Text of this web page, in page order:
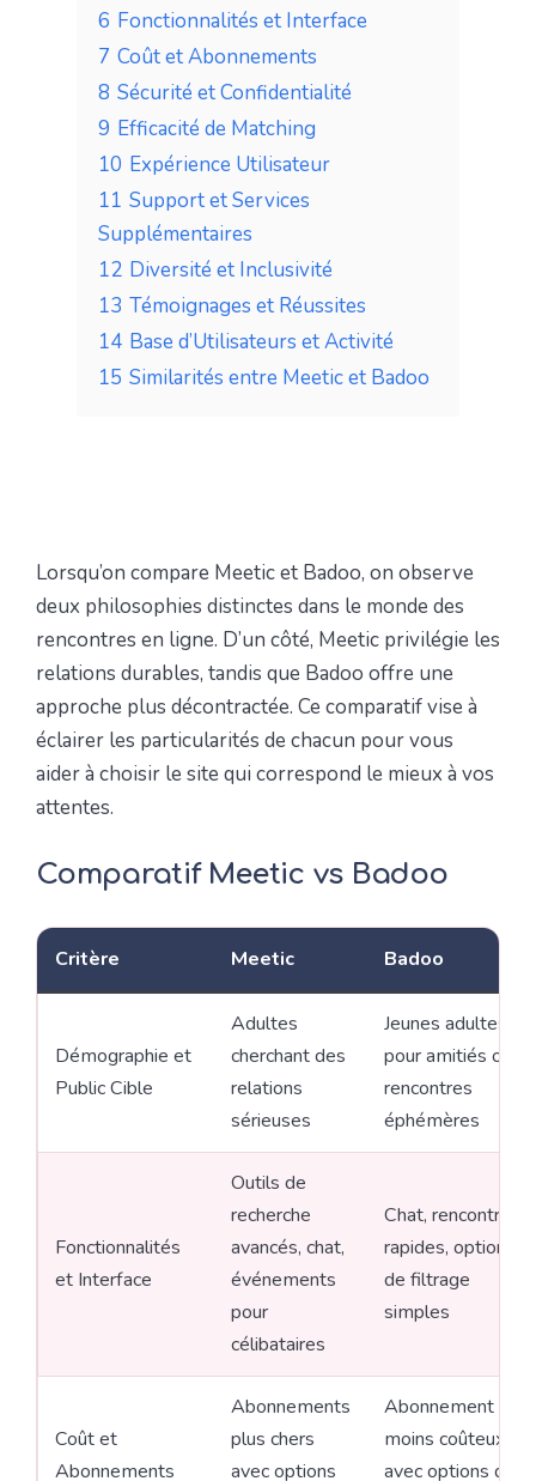
6 Fonctionnalités et Interface
7 Coût et Abonnements
8 Sécurité et Confidentialité
9 Efficacité de Matching
10 Expérience Utilisateur
11 Support et Services
Supplémentaires
12 Diversité et Inclusivité
13 Témoignages et Réussites
14 Base d’Utilisateurs et Activité
15 Similarités entre Meetic et Badoo
Lorsqu’on compare Meetic et Badoo, on observe
deux philosophies distinctes dans le monde des
rencontres en ligne. D’un côté, Meetic privilégie les
relations durables, tandis que Badoo offre une
approche plus décontractée. Ce comparatif vise à
éclairer les particularités de chacun pour vous
aider à choisir le site qui correspond le mieux à vos
attentes.
Comparatif Meetic vs Badoo
Critère Meetic Badoo
Démographie et
Public Cible
Adultes
cherchant des
relations
sérieuses
Jeunes adultes
pour amitiés ou
rencontres
éphémères
Fonctionnalités
et Interface
Outils de
recherche
avancés, chat,
événements
pour
célibataires
Chat, rencontres
rapides, options
de filtrage
simples
Coût et
Abonnements
Abonnements
plus chers
avec options
Abonnement
moins coûteux
avec options de